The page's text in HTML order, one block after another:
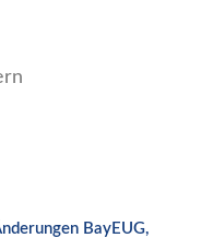
BayEUG,